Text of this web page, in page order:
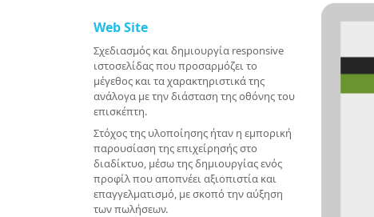
Web Site
Σχεδιασμός και δημιουργία responsive
ιστοσελίδας που προσαρμόζει το
μέγεθος και τα χαρακτηριστικά της
ανάλογα με την διάσταση της οθόνης του
επισκέπτη.
Στόχος της υλοποίησης ήταν η εμπορική
παρουσίαση της επιχείρησής στο
διαδίκτυο, μέσω της δημιουργίας ενός
προφίλ που αποπνέει αξιοπιστία και
επαγγελματισμό, με σκοπό την αύξηση
των πωλήσεων.